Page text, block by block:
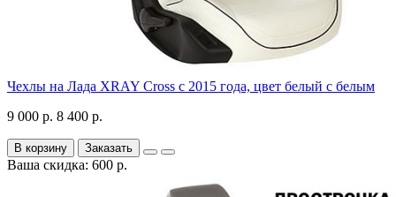
Чехлы на Лада XRAY Cross с 2015 года, цвет белый с белым
9 000 р. 8 400 р.
В корзину Заказать
Ваша скидка: 600 р.